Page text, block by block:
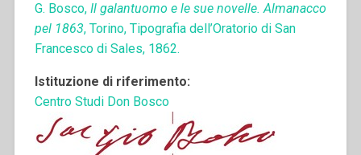
G. Bosco, Il galantuomo e le sue novelle. Almanacco
pel 1863, Torino, Tipografia dell’Oratorio di San
Francesco di Sales, 1862.
Istituzione di riferimento:
Centro Studi Don Bosco